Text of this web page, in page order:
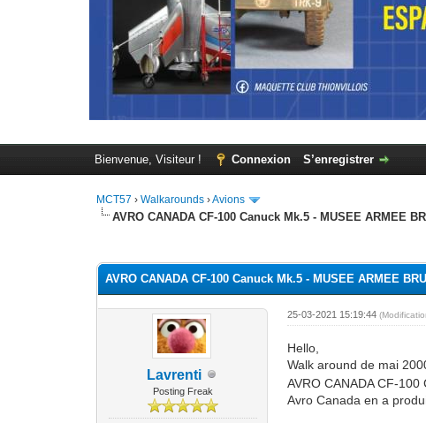
Bienvenue, Visiteur ! Connexion S’enregistrer
MCT57 ›Walkarounds ›Avions
AVRO CANADA CF-100 Canuck Mk.5 - MUSEE ARMEE
AVRO CANADA CF-100 Canuck Mk.5 - MUSEE ARMEE
Lavrenti
Posting Freak
25-03-2021 15:19:44
Hello,
Walk around de mai
AVRO CANADA CF-
Avro Canada en a